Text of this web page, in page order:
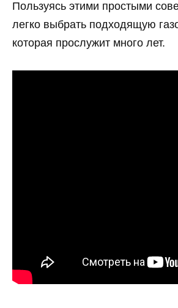
Пользуясь этими простыми
легко выбрать подходящую
которая прослужит много лет.